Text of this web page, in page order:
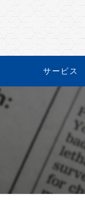
サービス